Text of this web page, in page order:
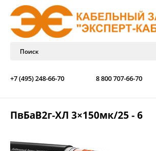
+7 (495) 248-66-70 8 800 707-66-70
ПвБаВ2г-ХЛ 3×150мк/25 - 6